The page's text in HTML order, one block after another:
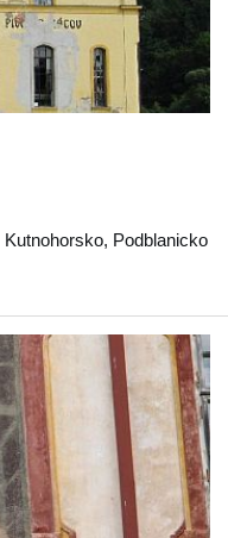
Kutnohorsko, Podblanicko